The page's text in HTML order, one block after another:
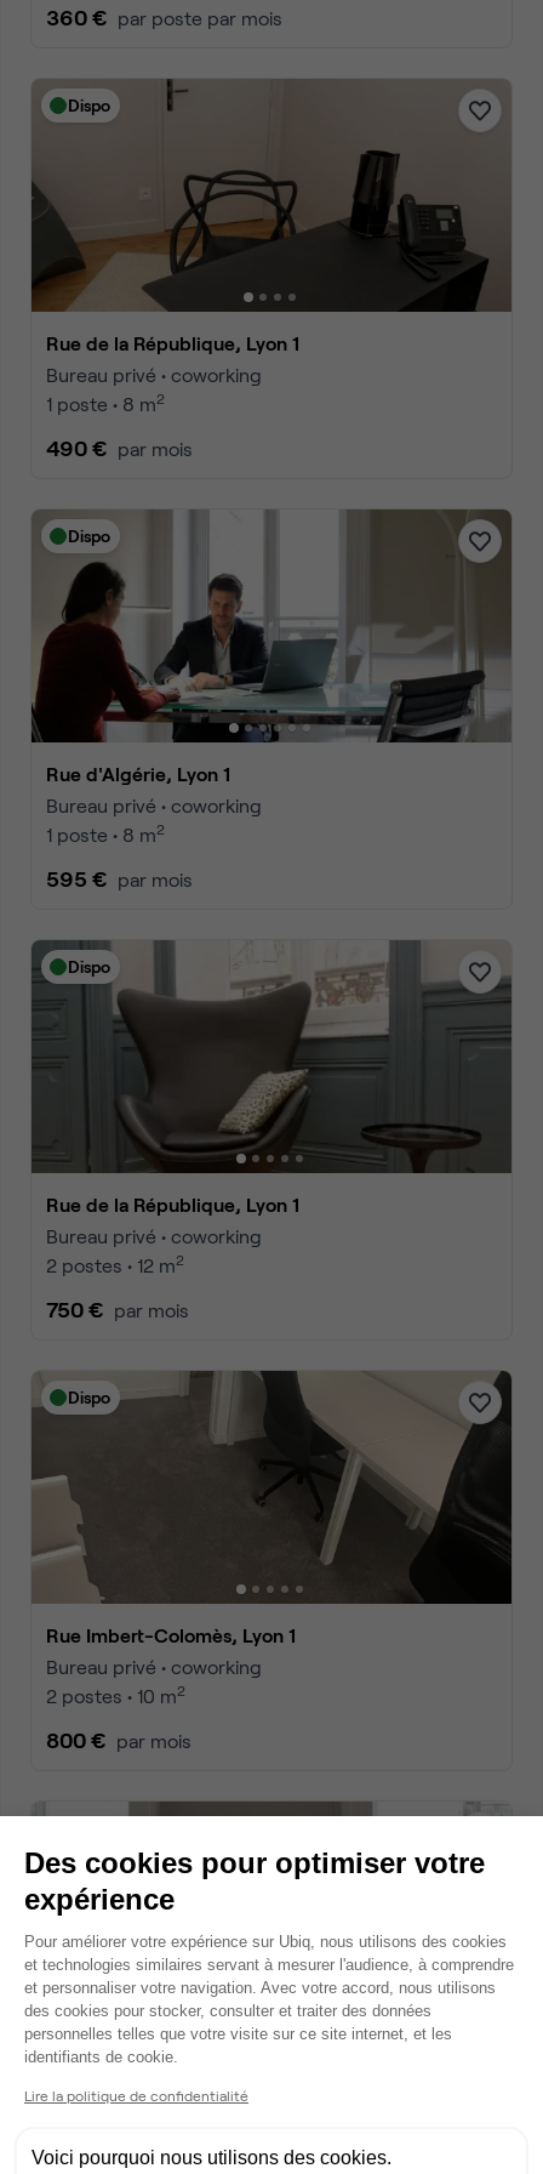
360 € par poste par mois
Dispo
Rue de la République, Lyon 1
Bureau privé • coworking
1 poste • 8 m2
490 € par mois
Dispo
Rue d'Algérie, Lyon 1
Bureau privé • coworking
1 poste • 8 m2
595 € par mois
Dispo
Rue de la République, Lyon 1
Bureau privé • coworking
2 postes • 12 m2
750 € par mois
Dispo
Rue Imbert-Colomès, Lyon 1
Bureau privé • coworking
2 postes • 10 m2
800 € par mois
Rue d'Algérie, Lyon 1
Bureau privé • coworking
Des cookies pour optimiser votre
expérience
Plateforme de Gestion du
Pour améliorer votre expérience sur Ubiq, nous utilisons des cookies
et technologies similaires servant à mesurer l'audience, à comprendre
et personnaliser votre navigation. Avec votre accord, nous utilisons
des cookies pour stocker, consulter et traiter des données
personnelles telles que votre visite sur ce site internet, et les
identifiants de cookie.
Lire la politique de confidentialité
Voici pourquoi nous utilisons des cookies.